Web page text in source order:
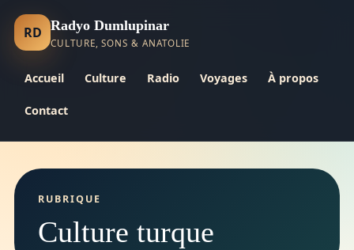
RD Radyo Dumlupinar
CULTURE, SONS & ANATOLIE
Accueil Culture Radio Voyages À propos
Contact
RUBRIQUE
Culture turque